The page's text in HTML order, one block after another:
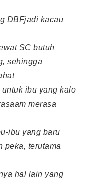
DBFjadi kacau
SC butuh
sehingga
ibu yang kalo
merasa
ibu yang baru
peka, terutama
hal lain yang